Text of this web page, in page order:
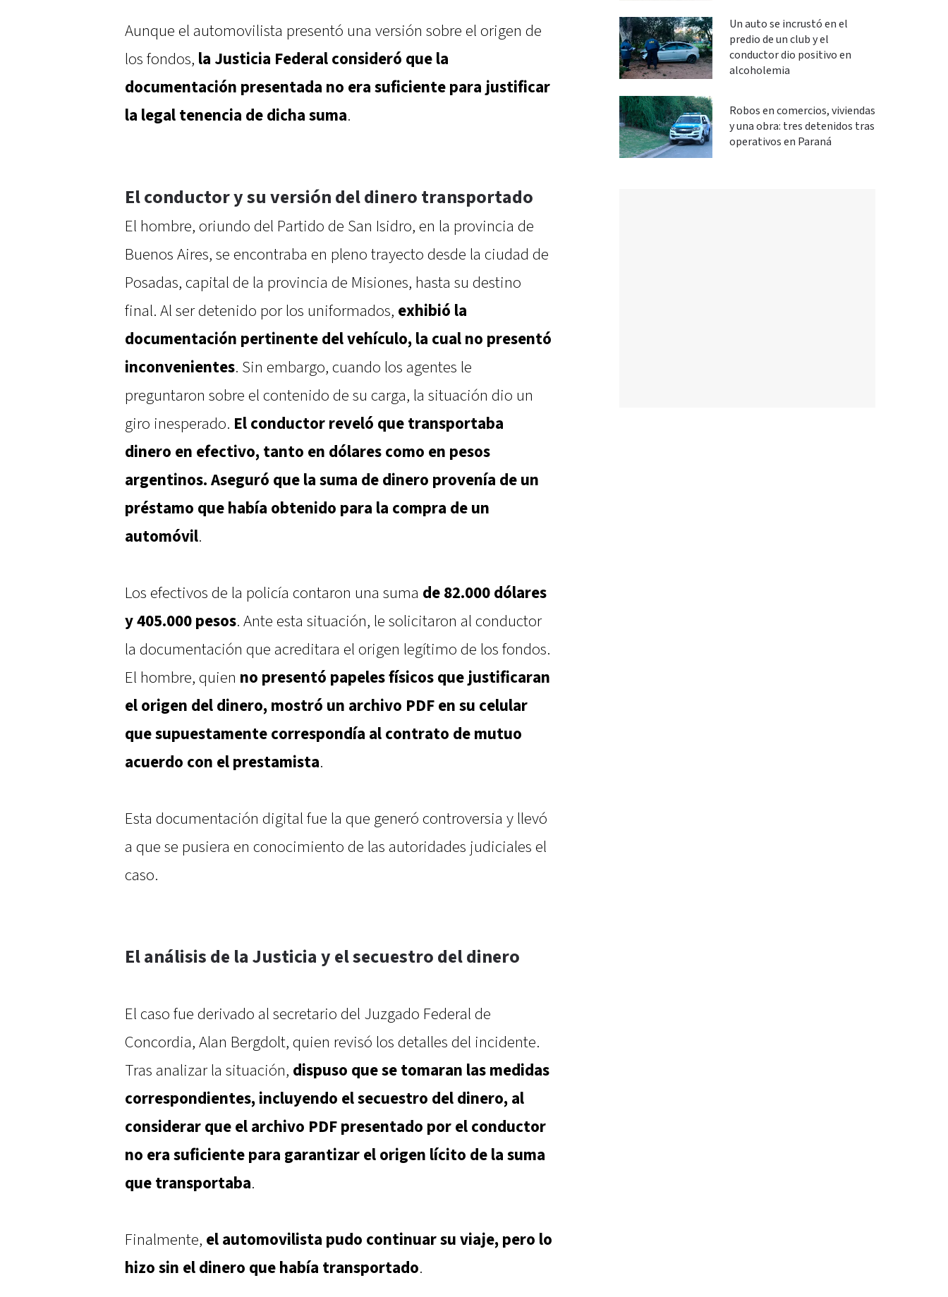
Aunque el automovilista presentó una versión sobre el origen de
los fondos, la Justicia Federal consideró que la
documentación presentada no era suficiente para justificar
la legal tenencia de dicha suma.
El conductor y su versión del dinero transportado
El hombre, oriundo del Partido de San Isidro, en la provincia de
Buenos Aires, se encontraba en pleno trayecto desde la ciudad de
Posadas, capital de la provincia de Misiones, hasta su destino
final. Al ser detenido por los uniformados, exhibió la
documentación pertinente del vehículo, la cual no presentó
inconvenientes. Sin embargo, cuando los agentes le
preguntaron sobre el contenido de su carga, la situación dio un
giro inesperado. El conductor reveló que transportaba
dinero en efectivo, tanto en dólares como en pesos
argentinos. Aseguró que la suma de dinero provenía de un
préstamo que había obtenido para la compra de un
automóvil.
Los efectivos de la policía contaron una suma de 82.000 dólares
y 405.000 pesos. Ante esta situación, le solicitaron al conductor
la documentación que acreditara el origen legítimo de los fondos.
El hombre, quien no presentó papeles físicos que justificaran
el origen del dinero, mostró un archivo PDF en su celular
que supuestamente correspondía al contrato de mutuo
acuerdo con el prestamista.
Esta documentación digital fue la que generó controversia y llevó
a que se pusiera en conocimiento de las autoridades judiciales el
caso.
El análisis de la Justicia y el secuestro del dinero
El caso fue derivado al secretario del Juzgado Federal de
Concordia, Alan Bergdolt, quien revisó los detalles del incidente.
Tras analizar la situación, dispuso que se tomaran las medidas
correspondientes, incluyendo el secuestro del dinero, al
considerar que el archivo PDF presentado por el conductor
no era suficiente para garantizar el origen lícito de la suma
que transportaba.
Finalmente, el automovilista pudo continuar su viaje, pero lo
hizo sin el dinero que había transportado.
Un auto se incrustó en el
predio de un club y el
conductor dio positivo en
alcoholemia
Robos en comercios, viviendas
y una obra: tres detenidos tras
operativos en Paraná